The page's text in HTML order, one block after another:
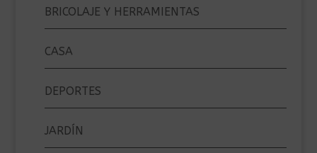
BRICOLAJE Y HERRAMIENTAS
CASA
DEPORTES
JARDÍN